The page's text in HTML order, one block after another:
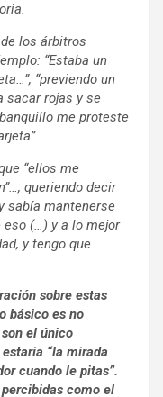
los árbitros
“Estaba un
“previendo un
sacar rojas y se
me proteste
“ellos me
queriendo decir
sabía mantenerse
eso (…) y a lo mejor
y tengo que
sobre estas
básico es no
el único
“la mirada
cuando le pitas”.
como el